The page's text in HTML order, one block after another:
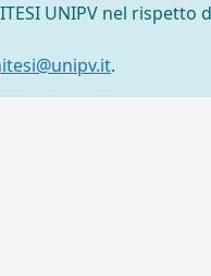
UNIPV nel rispetto
.